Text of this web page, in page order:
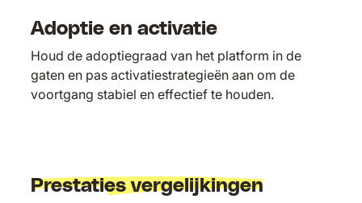
Adoptie en activatie
Houd de adoptiegraad van het platform in de
gaten en pas activatiestrategieën aan om de
voortgang stabiel en effectief te houden.
Prestaties vergelijkingen